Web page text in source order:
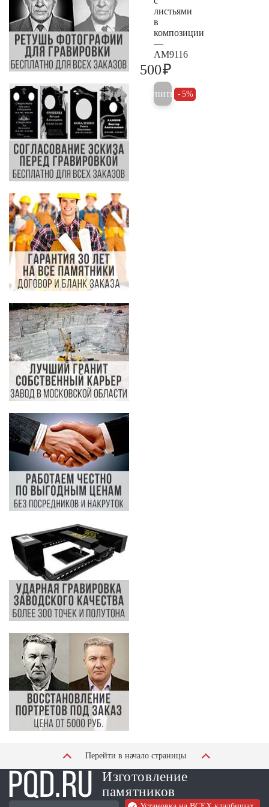
листьями
в
композиции
—
AM9116
500₽
Купить 5%
Перейти в начало страницы
Изготовление
памятников